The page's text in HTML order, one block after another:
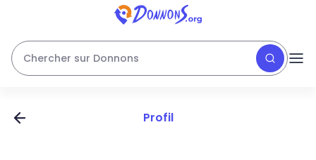
Chercher sur Donnons
Profil